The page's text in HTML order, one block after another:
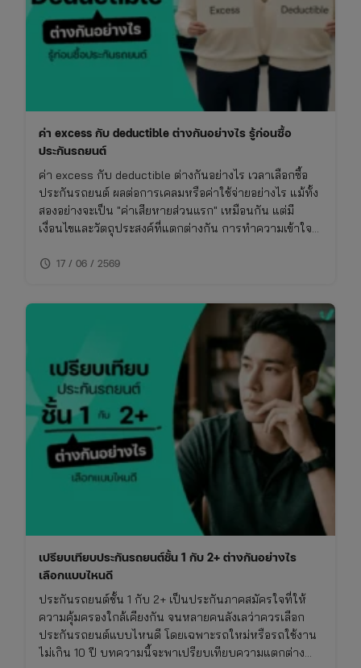
ก่อน
ซื้อ
ประกัน
ค่า excess กับ deductible ต่างกันอย่างไร รู้ก่อนซื้อ
ประกันรถยนต์
ค่า excess กับ deductible ต่างกันอย่างไร เวลาเลือกซื้อ
ประกันรถยนต์ ผลต่อการเคลมหรือค่าใช้จ่ายอย่างไร แม้ทั้ง
สองอย่างจะเป็น "ค่าเสียหายส่วนแรก" เหมือนกัน แต่มี
เงื่อนไขและวัตถุประสงค์ที่แตกต่างกัน การทำความเข้าใจ
ไม่พลาดย้อนหลัง
schedule 17 / 06 / 2569
เปรียบเทียบประกันรถยนต์ชั้น 1 กับ 2+ ต่างกันอย่างไร
เลือกแบบไหนดี
ประกันรถยนต์ชั้น 1 กับ 2+ เป็นประกันภาคสมัครใจที่ให้
ความคุ้มครองใกล้เคียงกัน จนหลายคนลังเลว่าควรเลือก
ประกันรถยนต์แบบไหนดี โดยเฉพาะรถใหม่หรือรถใช้งาน
ไม่เกิน 10 ปี บทความนี้จะพาเปรียบเทียบความแตกต่าง